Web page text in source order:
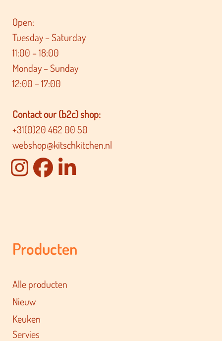
Open:
Tuesday – Saturday
11:00 – 18:00
Monday – Sunday
12:00 – 17:00
Contact our (b2c) shop:
+31(0)20 462 00 50
webshop@kitschkitchen.nl
Producten
Alle producten
Nieuw
Keuken
Servies